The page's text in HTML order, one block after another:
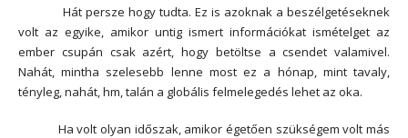
Hát persze hogy tudta. Ez is azoknak a beszélgetéseknek
volt az egyike, amikor untig ismert információkat ismételget az
ember csupán csak azért, hogy betöltse a csendet valamivel.
Nahát, mintha szelesebb lenne most ez a hónap, mint tavaly,
tényleg, nahát, hm, talán a globális felmelegedés lehet az oka.
Ha volt olyan időszak, amikor égetően szükségem volt más